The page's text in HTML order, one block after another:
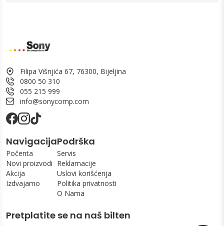
Filipa Višnjića 67, 76300, Bijeljina
0800 50 310
055 215 999
info@sonycomp.com
Navigacija
Počenta
Novi proizvodi
Akcija
Izdvajamo
Podrška
Servis
Reklamacije
Uslovi korišćenja
Politika privatnosti
O Nama
Pretplatite se na naš bilten